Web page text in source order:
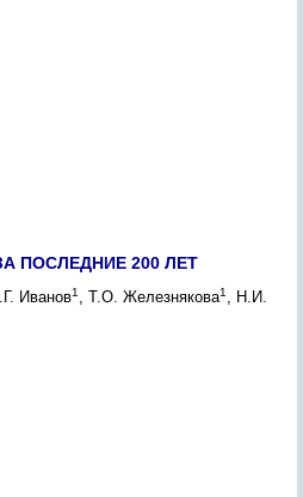
ПОСЛЕДНИЕ 200 ЛЕТ
Иванов1 , Т.О. Железнякова1 , Н.И.